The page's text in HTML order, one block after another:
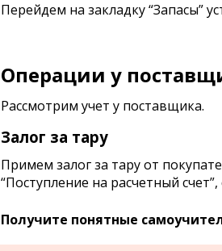
Перейдем на закладку “Запасы”
Операции у
Рассмотрим учет у поставщика.
Залог за тару
Примем залог за тару от
“Поступление на расчетный
Получите понятные